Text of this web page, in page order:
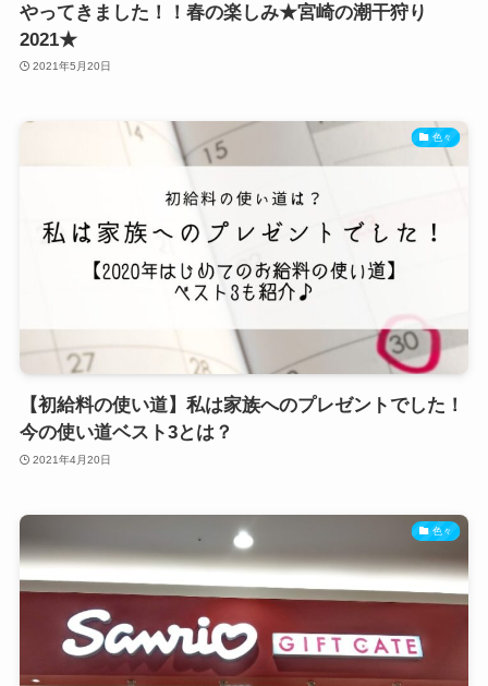
やってきました！！春の楽しみ★宮崎の潮干狩り
2021★
2021年5月20日
色々
【初給料の使い道】私は家族へのプレゼントでした！
今の使い道ベスト3とは？
2021年4月20日
色々